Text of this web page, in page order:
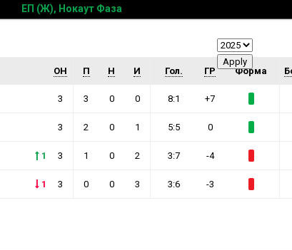
ЕП (Ж), Нокаут Фаза
ОН П Н И Гол. ГР Форма
3 3 0 0 8:1 +7
3 2 0 1 5:5 0
1 3 1 0 2 3:7 -4
1 3 0 0 3 3:6 -3